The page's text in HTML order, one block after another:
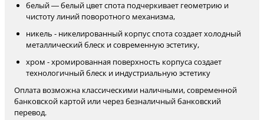
белый — белый цвет спота подчеркивает геометрию и
чистоту линий поворотного механизма,
никель - никелированный корпус спота создает холодный
металлический блеск и современную эстетику,
хром - хромированная поверхность корпуса создает
технологичный блеск и индустриальную эстетику
Оплата возможна классическими наличными, современной
банковской картой или через безналичный банковский
перевод.